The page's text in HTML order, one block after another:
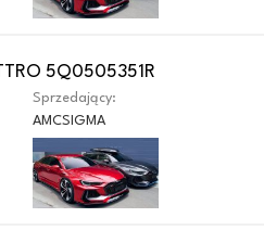
5Q0505351R
Sprzedający:
AMCSIGMA